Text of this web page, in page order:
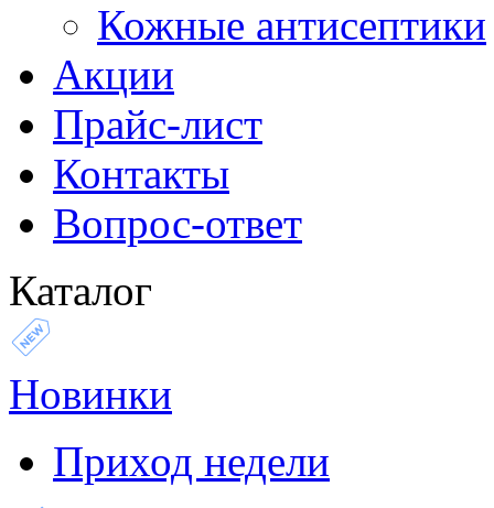
Кожные антисептики
Акции
Прайс-лист
Контакты
Вопрос-ответ
Каталог
Новинки
Приход недели